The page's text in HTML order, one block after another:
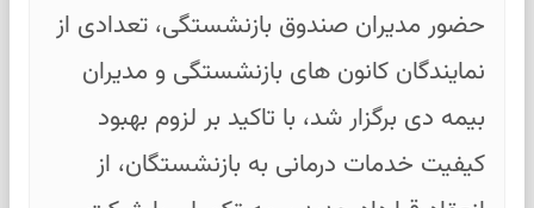
حضور مدیران صندوق بازنشستگی، تعدادی از
نمایندگان کانون های بازنشستگی و مدیران
بیمه دی برگزار شد، با تاکید بر لزوم بهبود
کیفیت خدمات درمانی به بازنشستگان، از